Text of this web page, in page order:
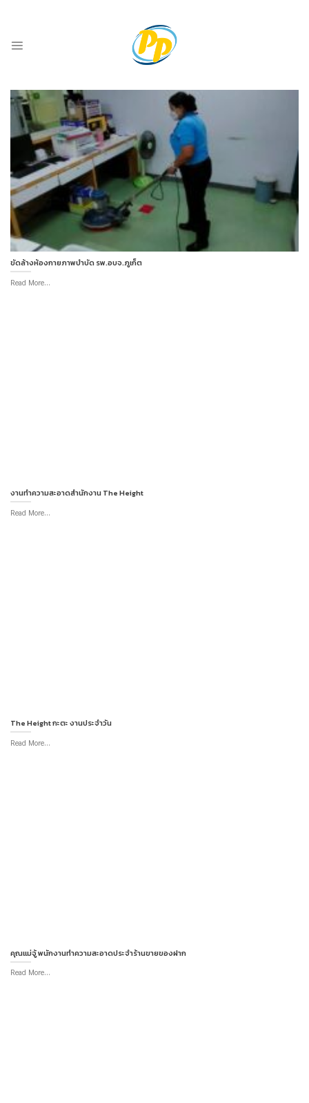
ขัดล้างห้องกายภาพบำบัด รพ.อบจ.ภูเก็ต
Read More...
งานทำความสะอาดสำนักงาน The Height
Read More...
The Height กะตะ งานประจำวัน
Read More...
คุณแม่จู้ พนักงานทำความสะอาดประจำร้านขายของฝาก
Read More...